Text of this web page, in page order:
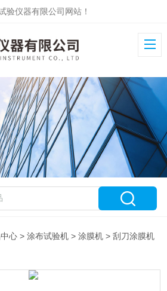
验仪器有限公司网站！
心 >涂布试验机 >涂膜机 > 刮刀涂膜机